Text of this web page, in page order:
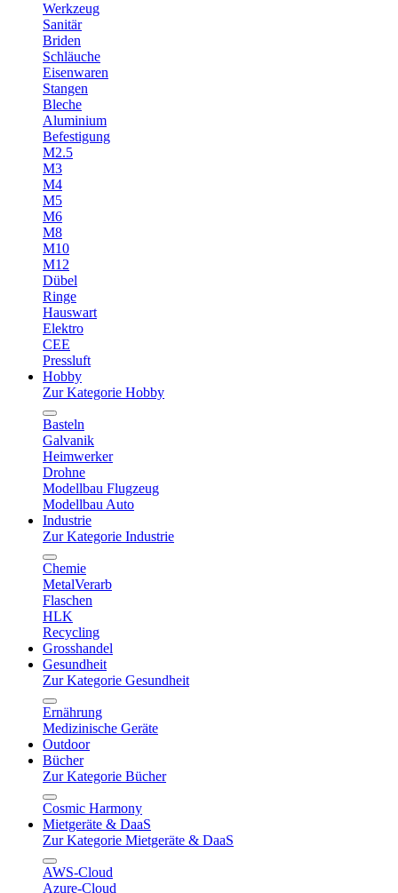
Werkzeug
Sanitär
Briden
Schläuche
Eisenwaren
Stangen
Bleche
Aluminium
Befestigung
M2.5
M3
M4
M5
M6
M8
M10
M12
Dübel
Ringe
Hauswart
Elektro
CEE
Pressluft
Hobby
Zur Kategorie Hobby
Basteln
Galvanik
Heimwerker
Drohne
Modellbau Flugzeug
Modellbau Auto
Industrie
Zur Kategorie Industrie
Chemie
MetalVerarb
Flaschen
HLK
Recycling
Grosshandel
Gesundheit
Zur Kategorie Gesundheit
Ernährung
Medizinische Geräte
Outdoor
Bücher
Zur Kategorie Bücher
Cosmic Harmony
Mietgeräte & DaaS
Zur Kategorie Mietgeräte & DaaS
AWS-Cloud
Azure-Cloud